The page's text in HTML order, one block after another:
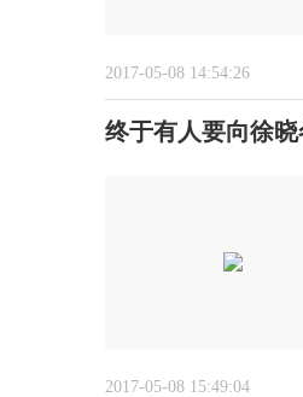
2017-05-08 14:54:26
终于有人要向徐
2017-05-08 15:49:04